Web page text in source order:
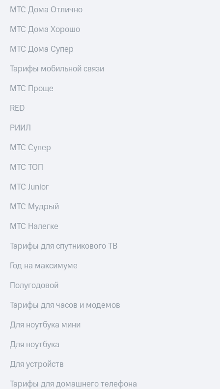
Собрания
акционеров
Личный
кабинет
акционера
Акционерный
Контроль
аудит
приобретения
Порядок
выкупа
Дивиденды
Рынок
облигаций
Еврооблигации-2023
о
именных
Другое
Регистратор
Контакты
деловая этика
МТС Дома Отлично
МТС Дома Хорошо
МТС Дома Супер
Тарифы мобильной связи
МТС Проще
RED
РИИЛ
МТС Супер
МТС ТОП
МТС Junior
МТС Мудрый
МТС Налегке
Тарифы для спутникового ТВ
Год на максимуме
Полугодовой
Тарифы для часов и модемов
Для ноутбука мини
Для ноутбука
Для устройств
Тарифы для домашнего телефона